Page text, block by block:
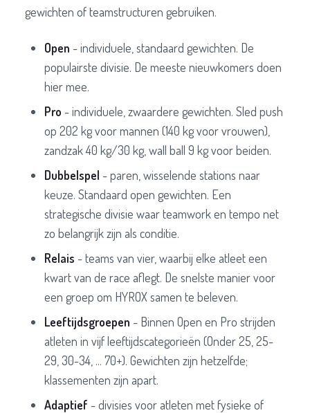
gewichten of teamstructuren gebruiken.
Open - individuele, standaard gewichten. De
populairste divisie. De meeste nieuwkomers doen
hier mee.
Pro - individuele, zwaardere gewichten. Sled push
op 202 kg voor mannen (140 kg voor vrouwen),
zandzak 40 kg/30 kg, wall ball 9 kg voor beiden.
Dubbelspel - paren, wisselende stations naar
keuze. Standaard open gewichten. Een
strategische divisie waar teamwork en tempo net
zo belangrijk zijn als conditie.
Relais - teams van vier, waarbij elke atleet een
kwart van de race aflegt. De snelste manier voor
een groep om HYROX samen te beleven.
Leeftijdsgroepen - Binnen Open en Pro strijden
atleten in vijf leeftijdscategorieën (Onder 25, 25-
29, 30-34, ... 70+). Gewichten zijn hetzelfde;
klassementen zijn apart.
Adaptief - divisies voor atleten met fysieke of